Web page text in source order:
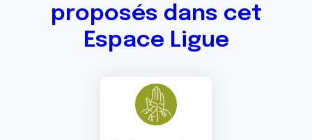
proposés dans cet
Espace Ligue